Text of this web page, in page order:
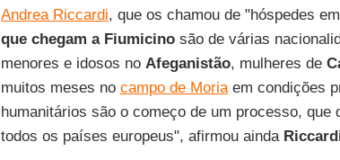
Andrea Riccardi, que os chamou de "hóspedes
que chegam a Fiumicinosão de várias
menores e idosos no Afeganistão, mulheres de
muitos meses no campo de Moriaem condições
humanitários são o começo de um processo, que
todos os países europeus", afirmou ainda